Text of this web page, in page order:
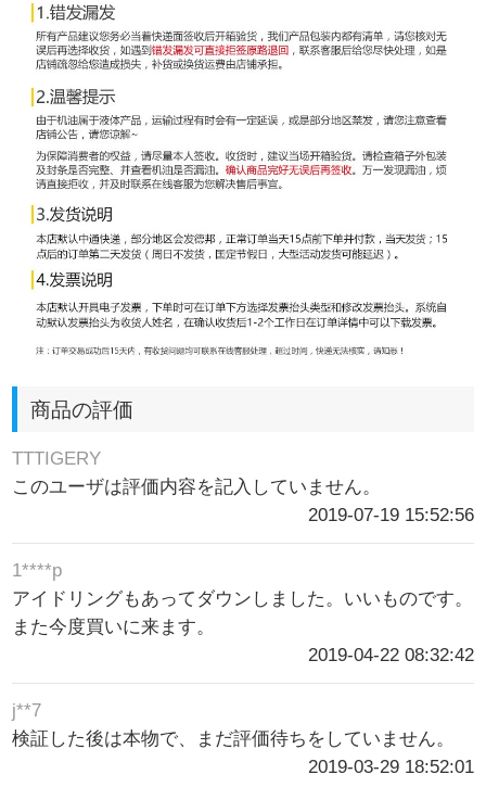
商品の評価
TTTIGERY
このユーザは評価内容を記入していません。
2019-07-19 15:52:56
1****p
アイドリングもあってダウンしました。いいものです。
また今度買いに来ます。
2019-04-22 08:32:42
j**7
検証した後は本物で、まだ評価待ちをしていません。
2019-03-29 18:52:01